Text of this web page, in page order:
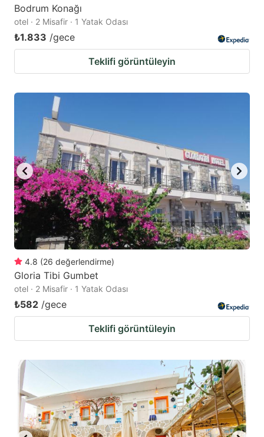
Bodrum Konağı
otel · 2 Misafir · 1 Yatak Odası
₺1.833 /gece
Teklifi görüntüleyin
4.8 (26 değerlendirme)
Gloria Tibi Gumbet
otel · 2 Misafir · 1 Yatak Odası
₺582 /gece
Teklifi görüntüleyin